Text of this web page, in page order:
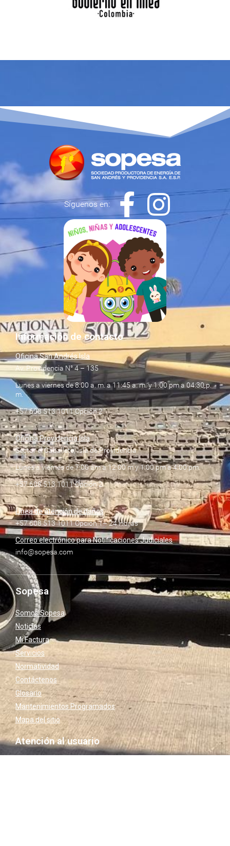
Síguenos en:
Información de contacto
Oficina San Andrés Isla
Av. Providencia N° 4 – 135
Lunes a viernes de 8:00 a. m. a 11:45 a. m. y 1:00 pm a 04:30 p.
m.
+57 608 513 1011 Opción 2
Oficina Providencia Isla
Sector el Caballete, Isla de Providencia
Lunes a viernes de 7:00 am a 12:00 m y 1:00 pm a 4:00 pm
+57 608 513 1011 Opción 2
Línea de atención de daños
+57 608 513 1011 Opción 1– 24 Horas
Correo electrónico para Notificaciones Judiciales
info@sopesa.com
Sopesa
Somos Sopesa
Noticias
Mi Factura
Servicios
Normatividad
Contáctenos
Glosario
Mantenimientos Programados
Mapa del sitio
Atención al usuario